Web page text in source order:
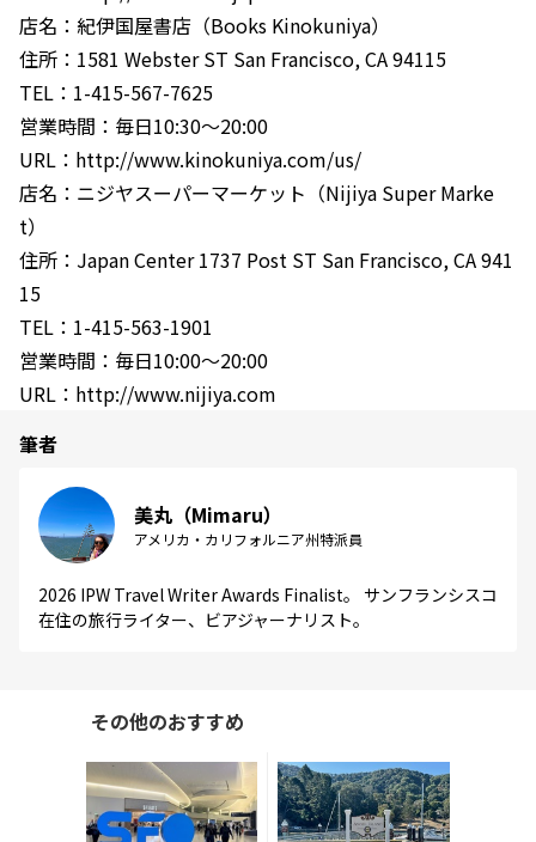
店名：紀伊国屋書店（Books Kinokuniya）
住所：1581 Webster ST San Francisco, CA 94115
TEL：1-415-567-7625
営業時間：毎日10:30～20:00
URL：http://www.kinokuniya.com/us/
店名：ニジヤスーパーマーケット（Nijiya Super Marke
t）
住所：Japan Center 1737 Post ST San Francisco, CA 941
15
TEL：1-415-563-1901
営業時間：毎日10:00～20:00
URL：http://www.nijiya.com
筆者
美丸（Mimaru）
アメリカ・カリフォルニア州特派員
2026 IPW Travel Writer Awards Finalist。 サンフランシスコ
在住の旅行ライター、ビアジャーナリスト。
その他のおすすめ